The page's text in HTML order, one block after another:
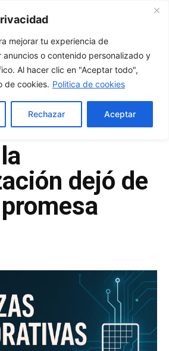
mejorar tu experiencia de
anuncios o contenido personalizado y
Al hacer clic en "Aceptar todo",
de cookies. Politica de cookies
Rechazar Aceptar
Clave
en 2025:
dejó de